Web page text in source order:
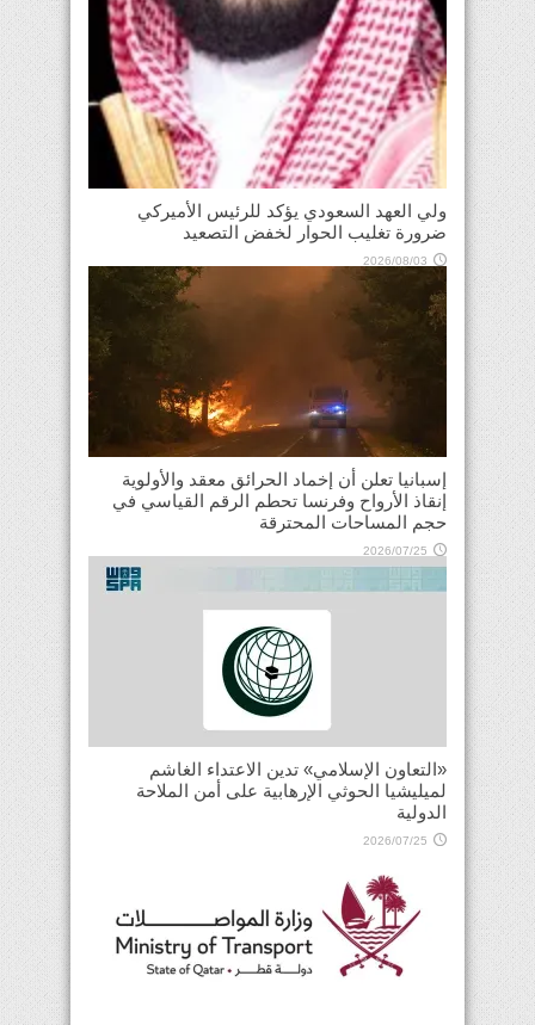
ولي العهد السعودي يؤكد للرئيس الأميركي
ضرورة تغليب الحوار لخفض التصعيد
2026/08/03
إسبانيا تعلن أن إخماد الحرائق معقد والأولوية
إنقاذ الأرواح وفرنسا تحطم الرقم القياسي في
حجم المساحات المحترقة
2026/07/25
«التعاون الإسلامي» تدين الاعتداء الغاشم
لميليشيا الحوثي الإرهابية على أمن الملاحة
الدولية
2026/07/25